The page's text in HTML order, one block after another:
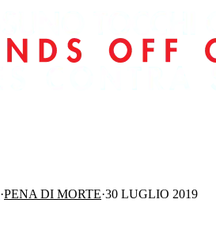
·PENA DI MORTE·30 LUGLIO 2019